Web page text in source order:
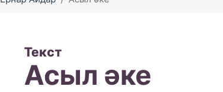
Текст
Асыл әке